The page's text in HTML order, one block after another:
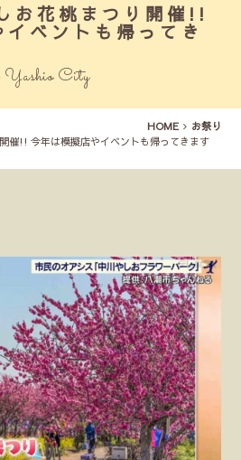
お花桃まつり開催!!
ベントも帰ってき
Yashio City
HOME
お祭り
催!! 今年は模擬店やイベントも帰ってきます